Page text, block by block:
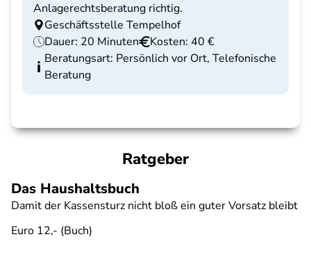
Anlagerechtsberatung richtig.
Geschäftsstelle Tempelhof
Dauer: 20 Minuten
Kosten: 40 €
Beratungsart: Persönlich vor Ort, Telefonische
Beratung
Ratgeber
Das Haushaltsbuch
Damit der Kassensturz nicht bloß ein guter Vorsatz bleibt
Euro 12,- (Buch)